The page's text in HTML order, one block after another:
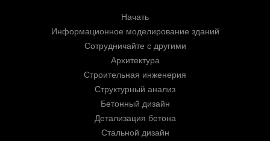
Начать
Информационное моделирование зданий
Сотрудничайте с другими
Архитектура
Строительная инженерия
Структурный анализ
Бетонный дизайн
Детализация бетона
Стальной дизайн